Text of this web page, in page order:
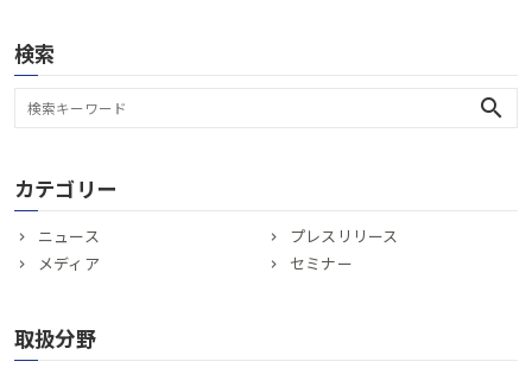
検索
search
カテゴリー
ニュース
プレスリリース
メディア
セミナー
取扱分野